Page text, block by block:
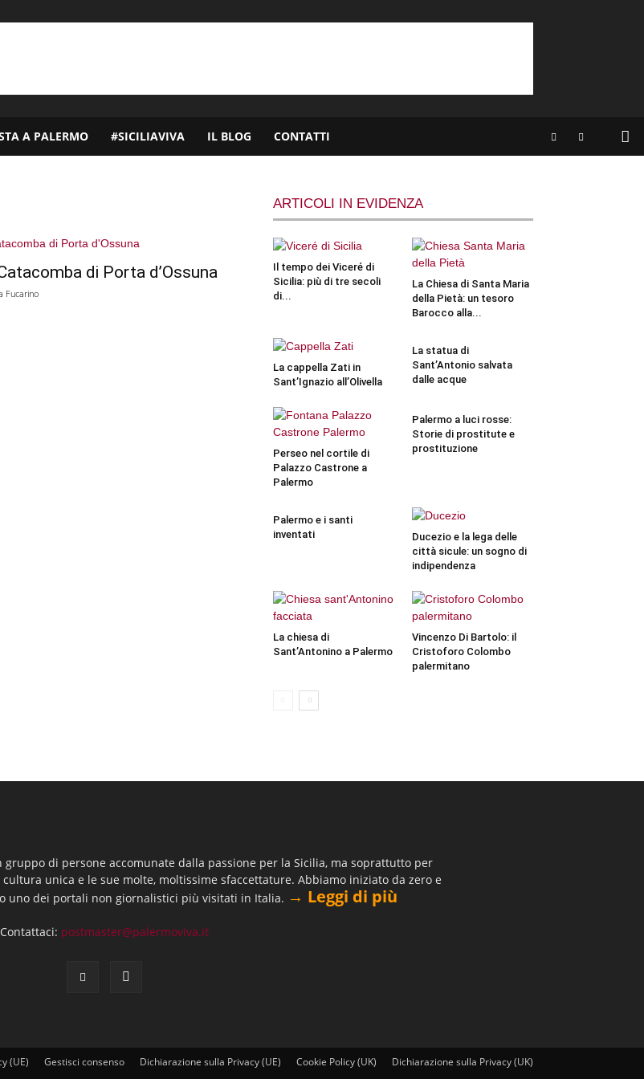
A PALERMO #SICILIAVIVA IL BLOG CONTATTI
di Porta d’Ossuna
Fucarino
ARTICOLI IN EVIDENZA
Il tempo dei Viceré di
Sicilia: più di tre secoli
di...
La Chiesa di Santa Maria
della Pietà: un tesoro
Barocco alla...
La cappella Zati in
Sant’Ignazio all’Olivella
La statua di
Sant’Antonio salvata
dalle acque
Perseo nel cortile di
Palazzo Castrone a
Palermo
Palermo a luci rosse:
Storie di prostitute e
prostituzione
Palermo e i santi
inventati
Ducezio e la lega delle
città sicule: un sogno di
indipendenza
La chiesa di
Sant’Antonino a Palermo
Vincenzo Di Bartolo: il
Cristoforo Colombo
palermitano
gruppo di persone accomunate dalla passione per la Sicilia, ma soprattutto per
unica e le sue molte, moltissime sfaccettature. Abbiamo iniziato da zero e
uno dei portali non giornalistici più visitati in Italia. → Leggi di più
Contattaci: postmaster@palermoviva.it
(UE) Gestisci consenso Dichiarazione sulla Privacy (UE) Cookie Policy (UK) Dichiarazione sulla Privacy (UK)